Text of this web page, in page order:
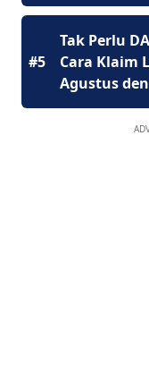
#5
Tak Perlu
Cara Klaim
Agustus